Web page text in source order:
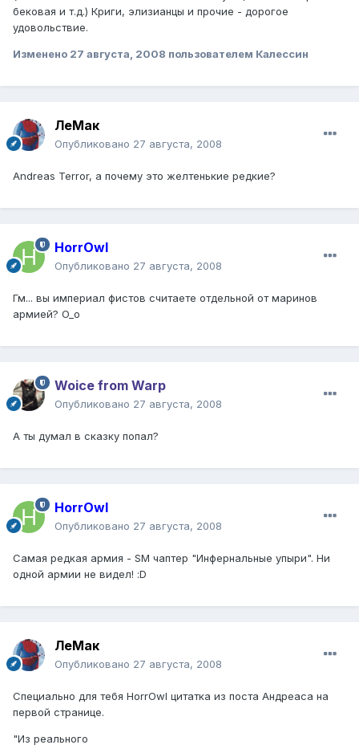
бековая и т.д.) Криги, элизианцы и прочие - дорогое
удовольствие.
Изменено 27 августа, 2008 пользователем Калессин
ЛеМак
Опубликовано 27 августа, 2008
Andreas Terror, а почему это желтенькие редкие?
HorrOwl
Опубликовано 27 августа, 2008
Гм... вы империал фистов считаете отдельной от маринов
армией? O_o
Woice from Warp
Опубликовано 27 августа, 2008
А ты думал в сказку попал?
HorrOwl
Опубликовано 27 августа, 2008
Самая редкая армия - SM чаптер "Инфернальные упыри". Ни
одной армии не видел! :D
ЛеМак
Опубликовано 27 августа, 2008
Специально для тебя HorrOwl цитатка из поста Андреаса на
первой странице.
"Из реального